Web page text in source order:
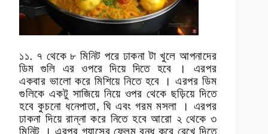
১১. ৭ থেকে ৮ মিনিট পরে ঢাকনা টা খুলে আপনাদের
ডিম গুলি এর ওপরে দিয়ে দিতে হবে । এরপর
একবার ভালো করে মিশিয়ে নিতে হবে । এরপর ডিম
গুলিকে একটু সাজিয়ে নিয়ে ওপর থেকে ছড়িয়ে দিতে
হবে কুচনো ধনেপাতা, ঘি এবং গরম মসলা । এরপর
ঢাকনা দিয়ে রান্না করে নিতে হবে আরো ২ থেকে ৩
মিনিট । এরপর গ্যাসের ফ্লেম বন্ধ করে রেখে দিতে